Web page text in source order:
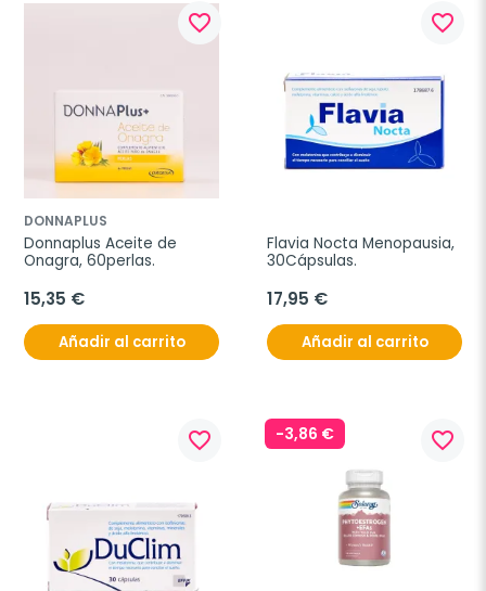
favorite_border
DONNAPLUS
Donnaplus Aceite de
15,35 €
Añadir al carrito
favorite_border
Flavia Nocta Menopausia,
30Cápsulas.
17,95 €
Añadir al carrito
favorite_border -3,86 € favorite_border